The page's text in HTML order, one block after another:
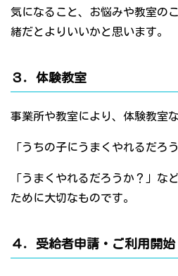
気になること、お悩みや教室の
緒だとよりいいかと思います。
３．体験教室
事業所や教室により、体験教室
「うちの子にうまくやれるだろ
「うまくやれるだろうか？」な
ために大切なものです。
４．受給者申請・ご利用開始